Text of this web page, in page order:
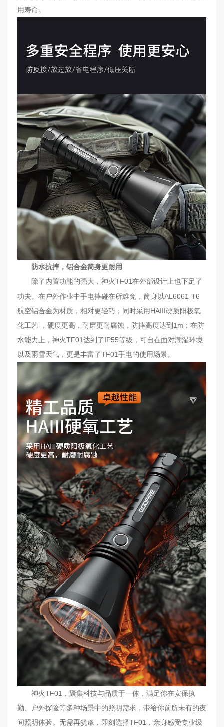
用寿命。
防水抗摔，铝合金筒身更耐用
除了内置功能的强大，神火TF01在外部设计上也下足了
功夫。在户外作业中手电摔碰在所难免，筒身以AL6061-T6
航空铝合金为材质，相对更轻巧；同时采用HAIII硬质阳极氧
化工艺 ，硬度更高，耐磨更耐腐蚀，防摔高度达到1m；在防
水能力上，神火TF01达到了IP55等级，可自在面对潮湿环境
以及雨雪天气，更是丰富了TF01手电的使用场景。
神火TF01，聚集科技与品质于一体，满足你在安保执
勤、户外探险等多种场景中的照明需求，带给你前所未有的夜
间照明体验。无需再犹豫，即刻选择TF01，亲身感受专业级